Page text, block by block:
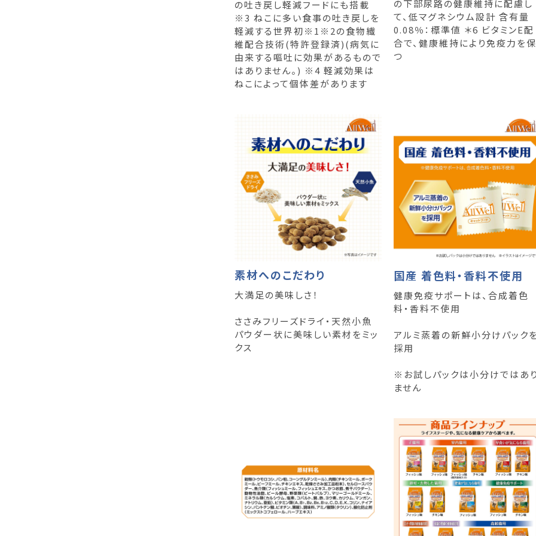
の吐き戻し軽減フードにも搭載
※3 ねこに多い食事の吐き戻しを
軽減する世界初※1※2の食物繊
維配合技術(特許登録済)(病気に
由来する嘔吐に効果があるもので
はありません。) ※4 軽減効果は
ねこによって個体差があります
の下部尿路の健康維持に配慮し
て、低マグネシウム設計 含有量
0.08％：標準値 ＊6 ビタミンE配
合で、健康維持により免疫力を保
つ
素材へのこだわり
大満足の美味しさ！
ささみフリーズドライ・天然小魚
パウダー状に美味しい素材をミッ
クス
国産 着色料・香料不使用
健康免疫サポートは、合成着色
料・香料不使用
アルミ蒸着の新鮮小分けパック
採用
※お試しパックは小分けではあ
ません